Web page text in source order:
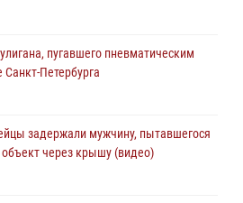
пугавшего пневматическим
Петербурга
задержали мужчину, пытавшегося
через крышу (видео)